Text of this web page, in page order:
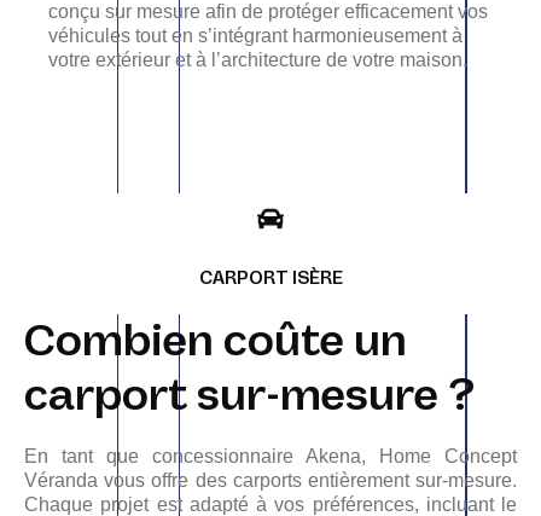
conçu sur mesure afin de protéger efficacement vos
véhicules tout en s’intégrant harmonieusement à
votre extérieur et à l’architecture de votre maison.
CARPORT ISÈRE
Combien coûte un
carport sur-mesure ?
En tant que concessionnaire Akena, Home Concept
Véranda vous offre des carports entièrement sur-mesure.
Chaque projet est adapté à vos préférences, incluant le